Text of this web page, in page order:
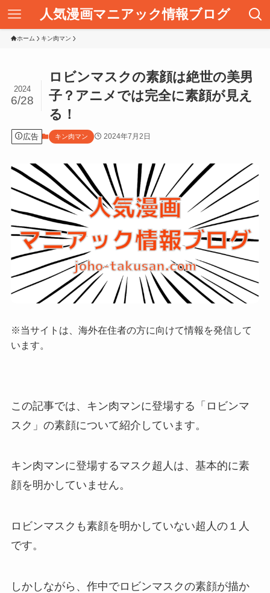
人気漫画マニアック情報ブログ
ホーム キン肉マン
ロビンマスクの素顔は絶世の美男
子？アニメでは完全に素顔が見え
る！
2024
6/28
広告 キン肉マン 2024年7月2日
※当サイトは、海外在住者の方に向けて情報を発信して
います。
この記事では、キン肉マンに登場する「 ロビンマ
スク 」の素顔について紹介しています。
キン肉マンに登場するマスク超人は、基本的に素
顔を明かしていません。
ロビンマスクも素顔を明かしていない超人の１人
です。
しかしながら、作中でロビンマスクの素顔が描か